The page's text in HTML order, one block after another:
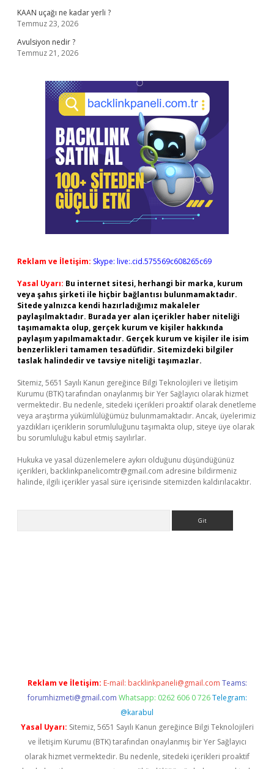
KAAN uçağı ne kadar yerli ?
Temmuz 23, 2026
Avulsiyon nedir ?
Temmuz 21, 2026
Reklam ve İletişim: Skype: live:.cid.575569c608265c69
Yasal Uyarı: Bu internet sitesi, herhangi bir marka, kurum
veya şahıs şirketi ile hiçbir bağlantısı bulunmamaktadır.
Sitede yalnızca kendi hazırladığımız makaleler
paylaşılmaktadır. Burada yer alan içerikler haber niteliği
taşımamakta olup, gerçek kurum ve kişiler hakkında
paylaşım yapılmamaktadır. Gerçek kurum ve kişiler ile isim
benzerlikleri tamamen tesadüfidir. Sitemizdeki bilgiler
taslak halindedir ve tavsiye niteliği taşımazlar.
Sitemiz, 5651 Sayılı Kanun gereğince Bilgi Teknolojileri ve İletişim
Kurumu (BTK) tarafından onaylanmış bir Yer Sağlayıcı olarak hizmet
vermektedir. Bu nedenle, sitedeki içerikleri proaktif olarak denetleme
veya araştırma yükümlülüğümüz bulunmamaktadır. Ancak, üyelerimiz
yazdıkları içeriklerin sorumluluğunu taşımakta olup, siteye üye olarak
bu sorumluluğu kabul etmiş sayılırlar.
Hukuka ve yasal düzenlemelere aykırı olduğunu düşündüğünüz
içerikleri, backlinkpanelicomtr@gmail.com adresine bildirmeniz
halinde, ilgili içerikler yasal süre içerisinde sitemizden kaldırılacaktır.
Reklam ve İletişim: E-mail: backlinkpaneli@gmail.com Teams:
forumhizmeti@gmail.com Whatsapp: 0262 606 0 726 Telegram:
@karabul
Yasal Uyarı: Sitemiz, 5651 Sayılı Kanun gereğince Bilgi Teknolojileri
ve İletişim Kurumu (BTK) tarafından onaylanmış bir Yer Sağlayıcı
olarak hizmet vermektedir. Bu nedenle, sitedeki içerikleri proaktif